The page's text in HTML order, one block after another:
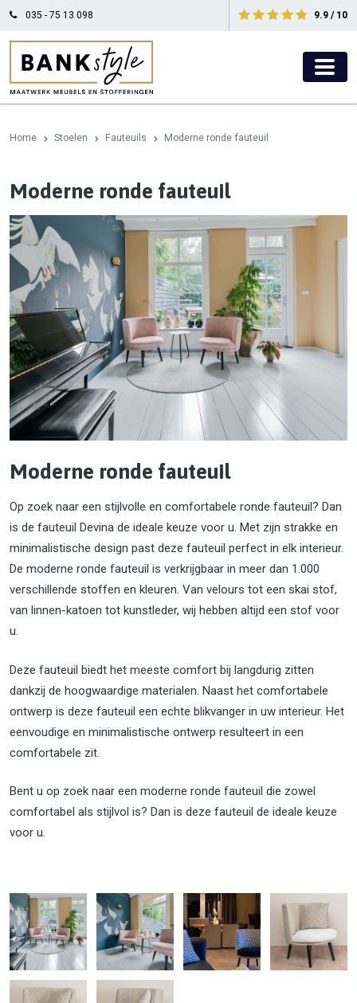
035 - 75 13 098 9.9 / 10
Home Stoelen Fauteuils Moderne ronde fauteuil
Moderne ronde fauteuil
Moderne ronde fauteuil
Op zoek naar een stijlvolle en comfortabele ronde fauteuil? Dan
is de fauteuil Devina de ideale keuze voor u. Met zijn strakke en
minimalistische design past deze fauteuil perfect in elk interieur.
De moderne ronde fauteuil is verkrijgbaar in meer dan 1.000
verschillende stoffen en kleuren. Van velours tot een skai stof,
van linnen-katoen tot kunstleder, wij hebben altijd een stof voor
u.
Deze fauteuil biedt het meeste comfort bij langdurig zitten
dankzij de hoogwaardige materialen. Naast het comfortabele
ontwerp is deze fauteuil een echte blikvanger in uw interieur. Het
eenvoudige en minimalistische ontwerp resulteert in een
comfortabele zit.
Bent u op zoek naar een moderne ronde fauteuil die zowel
comfortabel als stijlvol is? Dan is deze fauteuil de ideale keuze
voor u.